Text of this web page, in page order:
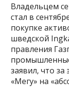
Владельцем
стал в
покупке
шведской
правления
заявил, что за
«Мегу» на